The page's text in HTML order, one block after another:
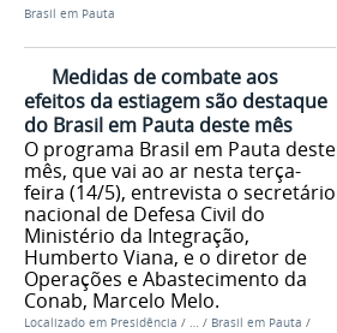
Brasil em Pauta
Medidas de combate aos
efeitos da estiagem são destaque
do Brasil em Pauta deste mês
O programa Brasil em Pauta deste
mês, que vai ao ar nesta terça-
feira (14/5), entrevista o secretário
nacional de Defesa Civil do
Ministério da Integração,
Humberto Viana, e o diretor de
Operações e Abastecimento da
Conab, Marcelo Melo.
Localizado em Presidência / … / Brasil em Pauta /